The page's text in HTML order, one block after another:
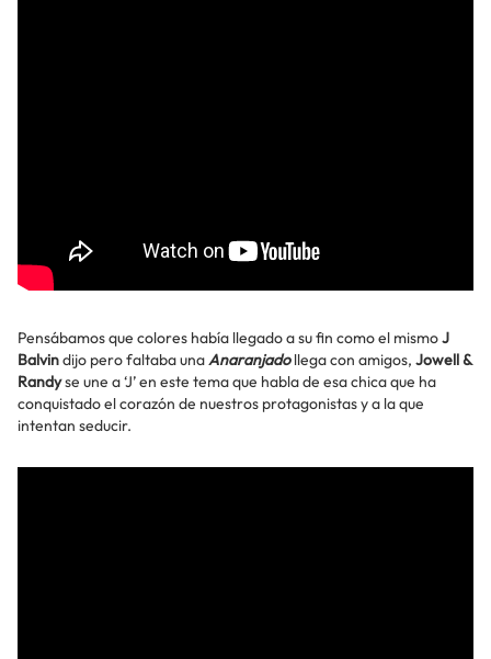
Pensábamos que colores había llegado a su fin como el mismoJ
Balvindijo pero faltaba unaAnaranjadollega con amigos, Jowell &
Randyse une a ‘J’ en este tema que habla de esa chica que ha
conquistado el corazón de nuestros protagonistas y a la que
intentan seducir.